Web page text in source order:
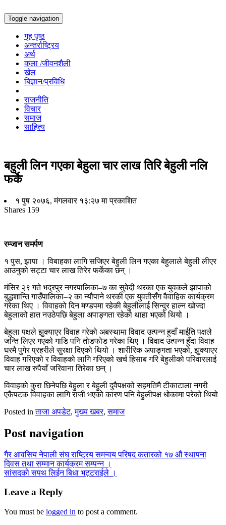
Toggle navigation
गृह पृष्ठ
अन्तर्राष्ट्रिय
अर्थ
कला /जीवनशैली
खेल
बिज्ञान/प्रविधि
राजनीति
विचार
समाज
साहित्य
बहुली लिन गएका बेहुला चार लाख तिरि बेहुली नलि
फर्के
१ पुष २०७६, मंगलवार १३:२७ मा प्रकाशित
Shares 159
रम्जान समर्पण
१ पुस, झापा । विबाहका लागि सजिएर बेहुली लिन गएका बेहुलाले बेहुली लीएर
आउनुको सट्टा चार लाख तिरेर फर्केका छन् ।
मंसिर २९ गते भद्रपुर नगरपालिका–७ का सुवेदी थरका एक युवकले झापाको
बुद्धशान्ति गाउँपालिका–२ का न्यौपाने थरकी एक युवतीसँग वैवाहिक कार्यक्रम
गरेका थिए । विवाहको दिन मण्डपमा रहेकी बेहुलीलाई सिन्दुर हाल्न खोज्दा
बेहुलाको हात नउठेपछि बेहुला अपाङ्गता रहेको थाहा भएको थियो ।
बेहुला पक्षले झुक्याएर विवाह गरेको अबस्थामा विवाद उत्पन्न हुदाँ माईति पक्षले
जन्ति लिएर गएको गाडि पनि तोडफोड गरेका थिए । विवाद उत्पन्न हुँदा विवाह
घरमै पुगेर प्रहरीले सुरक्षा दिएको थियो । शारीरिक अपाङ्गता भएको, झुक्याएर
विवाह गरिएको र विवाहको लागि गरिएको खर्च हिसाब गरि बेहुलीको परिवारलाई
चार लाख रुपैयाँ जरिवाना तिरेका छन् ।
विवाहको कुरा छिनेपछि बेहुला र बेहुली दुवैपक्षको सहमतिमै टीकाटाला नगरी
एकैपटक विवाहका लागि राजी भएको कारण पनि बेहुलीपक्ष धोकामा परेको थियो
Posted inताजा अपडेट,मुख्य खबर,समाज
Post navigation
गैर आवसिय नेपाली संघ राष्ट्रिय समन्वय परिषद कतारको १७ औं स्थापना
दिवस तथा सम्मान कार्यक्रम सम्पन्न ।
सांसदको सपथ लिईन बिधा भट्टराईले ।
Leave a Reply
You must be logged in to post a comment.